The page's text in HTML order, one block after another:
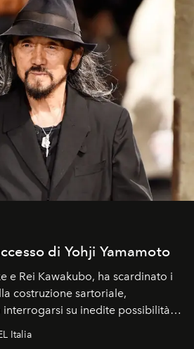
di Yohji Yamamoto
e Rei Kawakubo, ha scardinato i
costruzione sartoriale,
su inedite possibilità
concetto stesso di silhouette.
Italia